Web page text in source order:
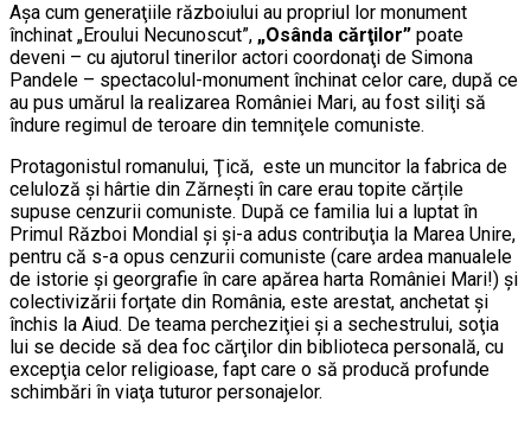
Aşa cum generaţiile războiului au propriul lor monument
închinat „Eroului Necunoscut”, „Osânda cărţilor” poate
deveni – cu ajutorul tinerilor actori coordonaţi de Simona
Pandele – spectacolul-monument închinat celor care, după ce
au pus umărul la realizarea României Mari, au fost siliţi să
îndure regimul de teroare din temniţele comuniste.
Protagonistul romanului, Ţică, este un muncitor la fabrica de
celuloză și hârtie din Zărneşti în care erau topite cărțile
supuse cenzurii comuniste. După ce familia lui a luptat în
Primul Război Mondial şi şi-a adus contribuţia la Marea Unire,
pentru că s-a opus cenzurii comuniste (care ardea manualele
de istorie şi georgrafie în care apărea harta României Mari!) şi
colectivizării forţate din România, este arestat, anchetat și
închis la Aiud. De teama percheziţiei şi a sechestrului, soţia
lui se decide să dea foc cărţilor din biblioteca personală, cu
excepţia celor religioase, fapt care o să producă profunde
schimbări în viaţa tuturor personajelor.